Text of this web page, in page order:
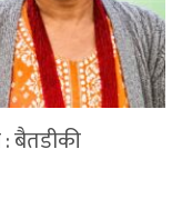
बैतडीकी